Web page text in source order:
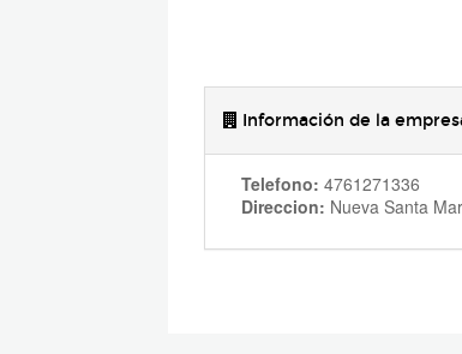
Información de la
Telefono: 4761271336
Direccion: Nueva Santa